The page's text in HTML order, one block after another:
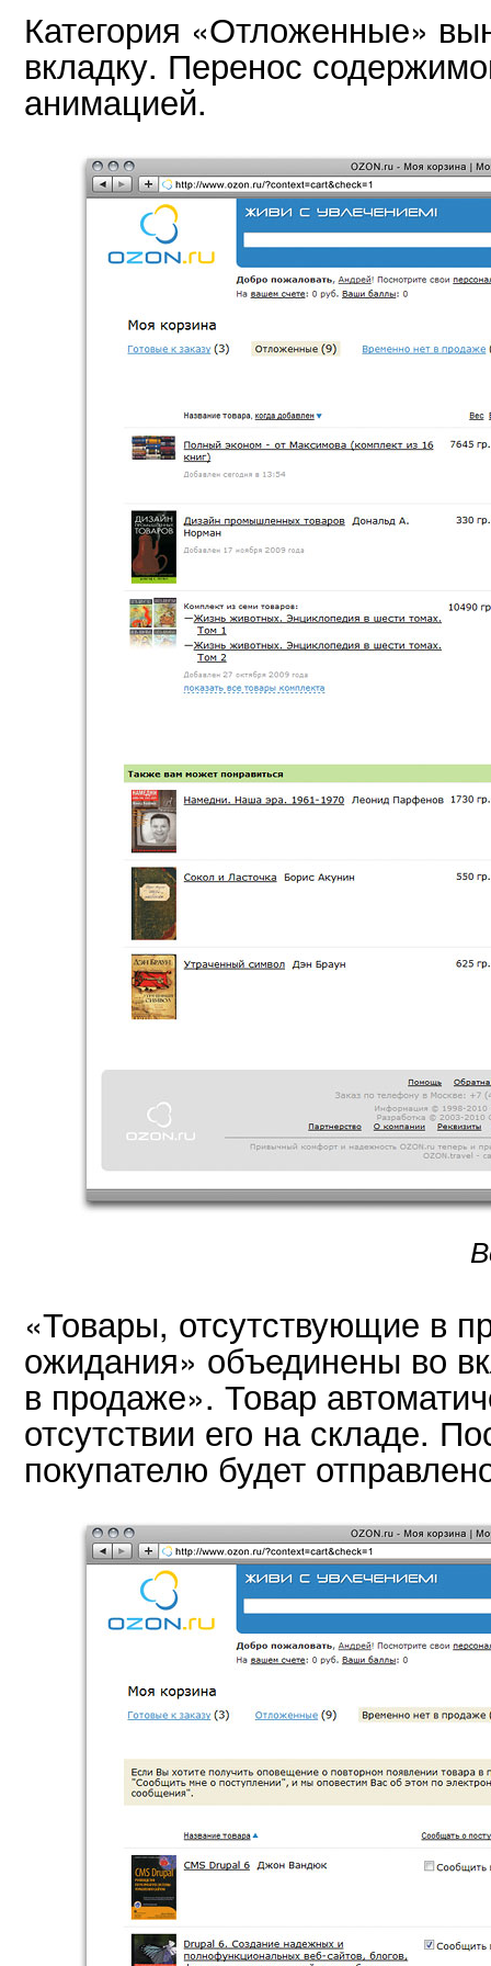
Категория «Отложенные»
вкладку. Перенос
анимацией.
«Товары, отсутствующие в
ожидания» объединены во
в продаже». Товар
отсутствии его на складе.
покупателю будет